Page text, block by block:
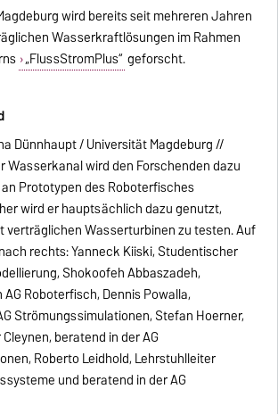
wird bereits seit mehreren Jahren
Wasserkraftlösungen im Rahmen
„FlussStromPlus“ geforscht.
Dünnhaupt / Universität Magdeburg //
Wasserkanal wird den Forschenden dazu
Prototypen des Roboterfisches
wird er hauptsächlich dazu genutzt,
verträglichen Wasserturbinen zu testen. Auf
rechts: Yanneck Kiiski, Studentischer
Shokoofeh Abbaszadeh,
Roboterfisch, Dennis Powalla,
Strömungssimulationen, Stefan Hoerner,
beratend in der AG
Roberto Leidhold, Lehrstuhlleiter
und beratend in der AG